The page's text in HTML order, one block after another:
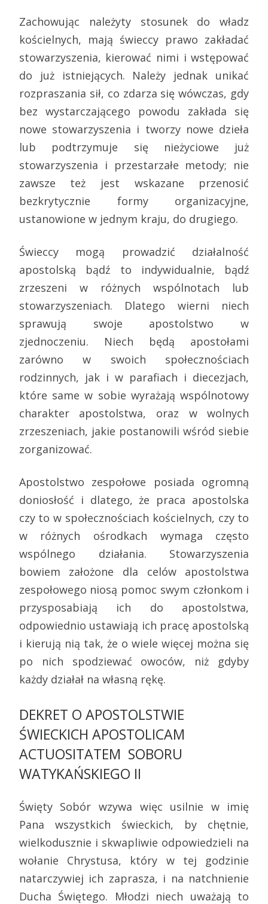
Zachowując należyty stosunek do władz
kościelnych, mają świeccy prawo zakładać
stowarzyszenia, kierować nimi i wstępować
do już istniejących. Należy jednak unikać
rozpraszania sił, co zdarza się wówczas, gdy
bez wystarczającego powodu zakłada się
nowe stowarzyszenia i tworzy nowe dzieła
lub podtrzymuje się nieżyciowe już
stowarzyszenia i przestarzałe metody; nie
zawsze też jest wskazane przenosić
bezkrytycznie formy organizacyjne,
ustanowione w jednym kraju, do drugiego.
Świeccy mogą prowadzić działalność
apostolską bądź to indywidualnie, bądź
zrzeszeni w różnych wspólnotach lub
stowarzyszeniach. Dlatego wierni niech
sprawują swoje apostolstwo w
zjednoczeniu. Niech będą apostołami
zarówno w swoich społecznościach
rodzinnych, jak i w parafiach i diecezjach,
które same w sobie wyrażają wspólnotowy
charakter apostolstwa, oraz w wolnych
zrzeszeniach, jakie postanowili wśród siebie
zorganizować.
Apostolstwo zespołowe posiada ogromną
doniosłość i dlatego, że praca apostolska
czy to w społecznościach kościelnych, czy to
w różnych ośrodkach wymaga często
wspólnego działania. Stowarzyszenia
bowiem założone dla celów apostolstwa
zespołowego niosą pomoc swym członkom i
przysposabiają ich do apostolstwa,
odpowiednio ustawiają ich pracę apostolską
i kierują nią tak, że o wiele więcej można się
po nich spodziewać owoców, niż gdyby
każdy działał na własną rękę.
DEKRET O APOSTOLSTWIE
ŚWIECKICH APOSTOLICAM
ACTUOSITATEM SOBORU
WATYKAŃSKIEGO II
Święty Sobór wzywa więc usilnie w imię
Pana wszystkich świeckich, by chętnie,
wielkodusznie i skwapliwie odpowiedzieli na
wołanie Chrystusa, który w tej godzinie
natarczywiej ich zaprasza, i na natchnienie
Ducha Świętego. Młodzi niech uważają to